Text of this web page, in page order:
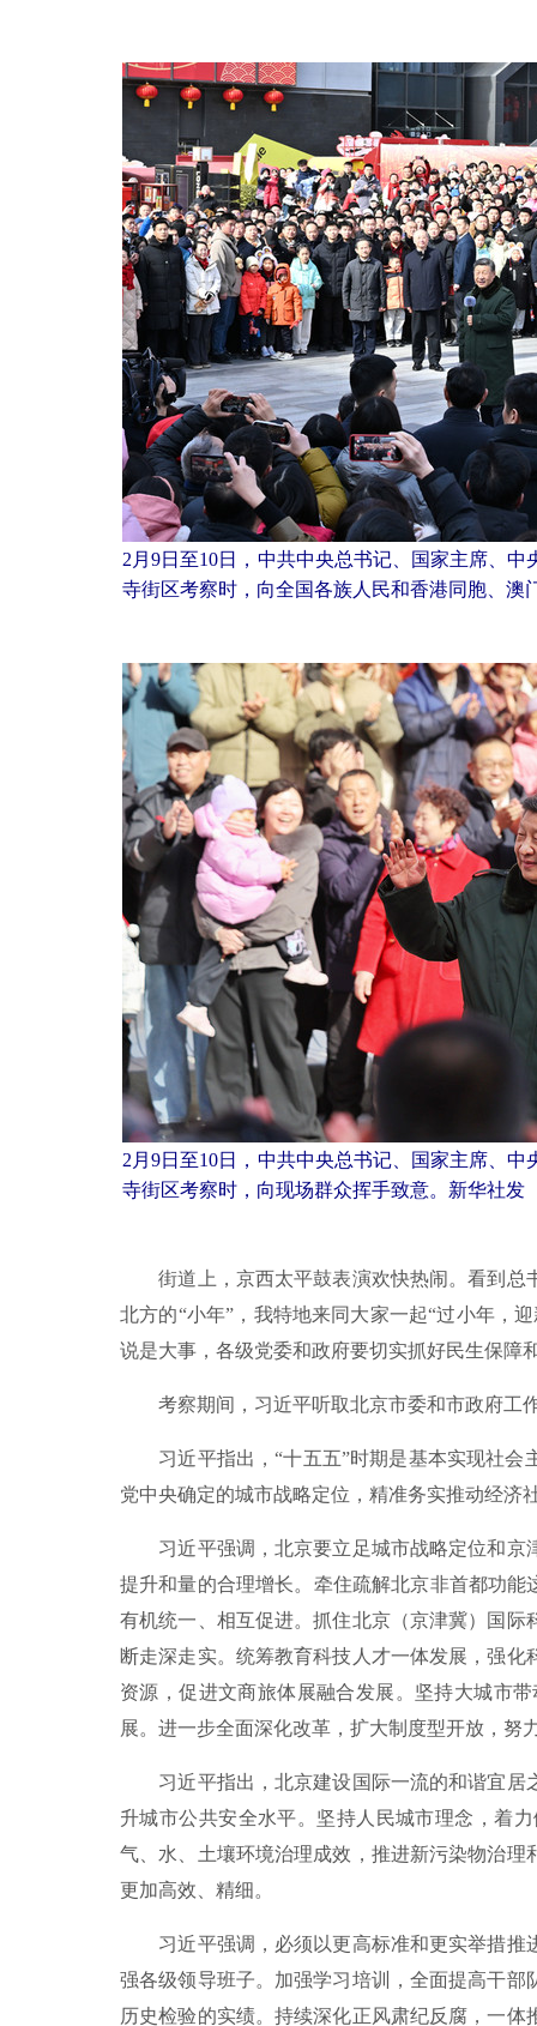
2月9日至10日，中共中央总书记、国家主席、
寺街区考察时，向全国各族人民和香港同胞、
2月9日至10日，中共中央总书记、国家主席、
寺街区考察时，向现场群众挥手致意。新华社发
街道上，京西太平鼓表演欢快热闹。看到总
北方的“小年”，我特地来同大家一起“过小年，
说是大事，各级党委和政府要切实抓好民生保障
考察期间，习近平听取北京市委和市政府工
习近平指出，“十五五”时期是基本实现社会
党中央确定的城市战略定位，精准务实推动经济
习近平强调，北京要立足城市战略定位和京
提升和量的合理增长。牵住疏解北京非首都功
有机统一、相互促进。抓住北京（京津冀）国
断走深走实。统筹教育科技人才一体发展，强
资源，促进文商旅体展融合发展。坚持大城市
展。进一步全面深化改革，扩大制度型开放，努
习近平指出，北京建设国际一流的和谐宜居
升城市公共安全水平。坚持人民城市理念，着
气、水、土壤环境治理成效，推进新污染物治
更加高效、精细。
习近平强调，必须以更高标准和更实举措推
强各级领导班子。加强学习培训，全面提高干
历史检验的实绩。持续深化正风肃纪反腐，一